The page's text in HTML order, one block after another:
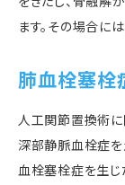
ます。その場合に
肺血栓塞栓
人工関節置換術に
深部静脈血栓症を
血栓塞栓症を生じ